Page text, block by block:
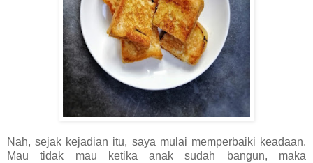
Nah, sejak kejadian itu, saya mulai memperbaiki keadaan.
Mau tidak mau ketika anak sudah bangun, maka